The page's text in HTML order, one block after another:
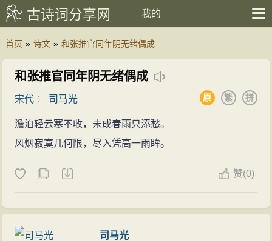
古诗词分享网 我的
首页 » 诗文 » 和张推官同年阴无绪偶成
和张推官同年阴无绪偶成
宋代 ： 司马光 拼
繁
原
澹泊轻云寒不收，未成春雨只添愁。
风烟寂寞几何限，尽入凭高一雨眸。
赞(0)
司马光